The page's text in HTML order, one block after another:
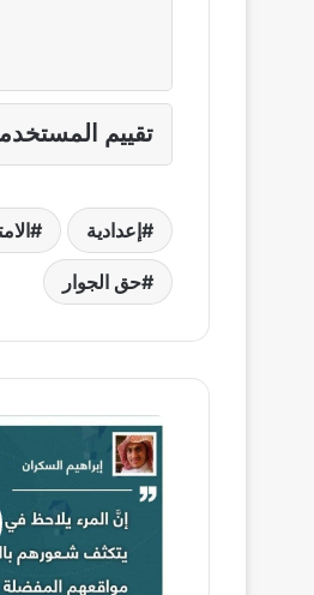
تقييم
إعدادية
حق الجوار
المطالعة
أيام
الامتحانات